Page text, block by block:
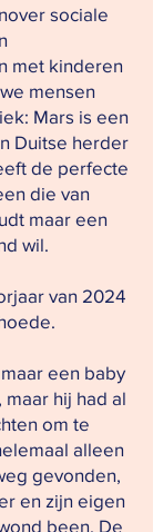
sociale
met kinderen
mensen
Mars is een
Duitse herder
de perfecte
die van
maar een
wil.
van 2024
een baby
hij had al
om te
alleen
gevonden,
en zijn eigen
been. De